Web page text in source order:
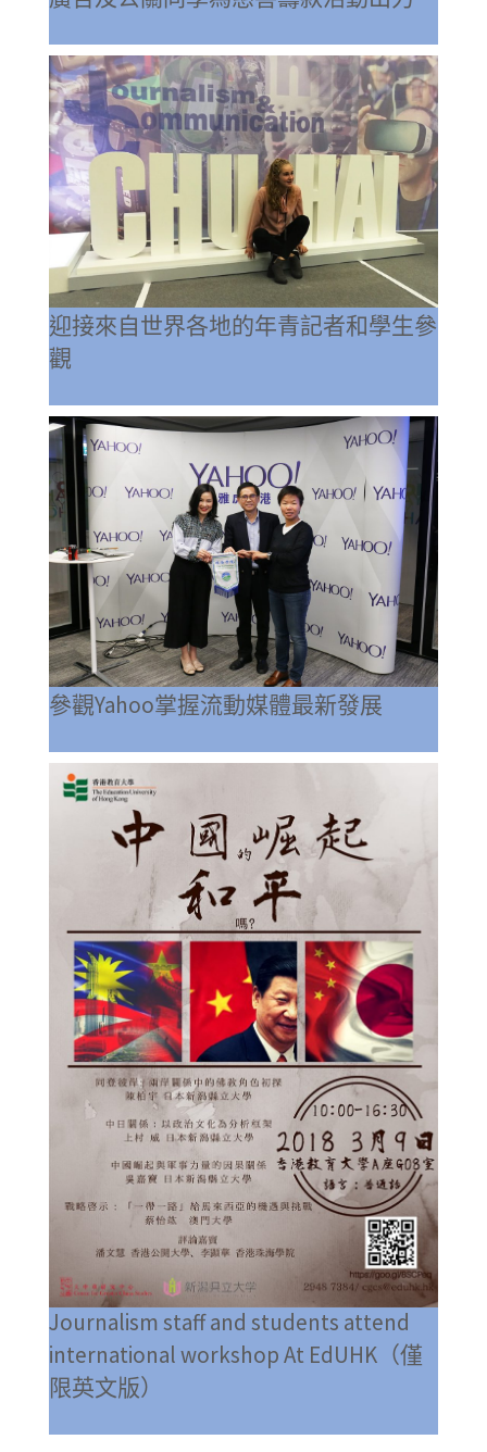
迎接來自世界各地的年青記者和學生參
觀
參觀Yahoo掌握流動媒體最新發展
Journalism staff and students attend
international workshop At EdUHK（僅
限英文版）